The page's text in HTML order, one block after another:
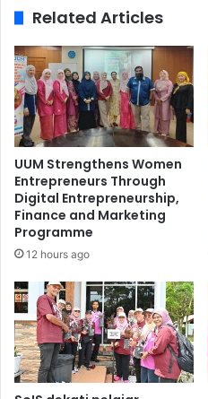
Related Articles
UUM Strengthens Women
Entrepreneurs Through
Digital Entrepreneurship,
Finance and Marketing
Programme
12 hours ago